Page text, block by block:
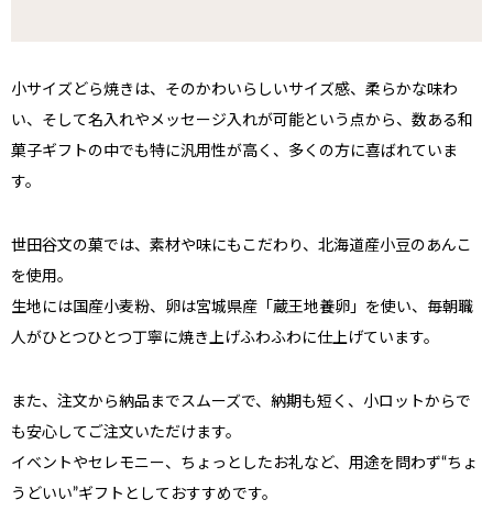
小サイズどら焼きは、そのかわいらしいサイズ感、柔らかな味わ
い、そして名入れやメッセージ入れが可能という点から、数ある和
菓子ギフトの中でも特に汎用性が高く、多くの方に喜ばれていま
す。
世田谷文の菓では、素材や味にもこだわり、北海道産小豆のあんこ
を使用。
生地には国産小麦粉、卵は宮城県産「蔵王地養卵」を使い、毎朝職
人がひとつひとつ丁寧に焼き上げふわふわに仕上げています。
また、注文から納品までスムーズで、納期も短く、小ロットからで
も安心してご注文いただけます。
イベントやセレモニー、ちょっとしたお礼など、用途を問わず“ちょ
うどいい”ギフトとしておすすめです。